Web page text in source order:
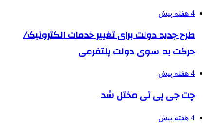
4 هفته پیش
طرح جدید دولت برای تغییر خدمات الکترونیک/
حرکت به سوی دولت پلتفرمی
4 هفته پیش
چت جی پی تی مختل شد
4 هفته پیش